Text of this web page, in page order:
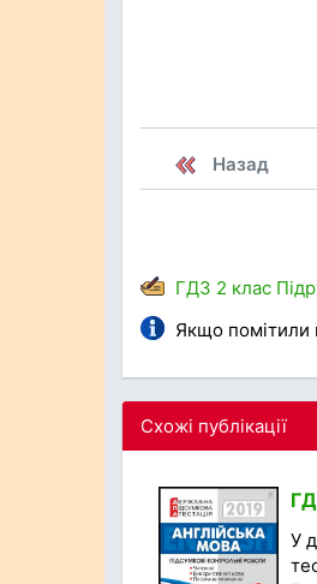
Назад
ГДЗ 2 клас
Якщо помітили
Схожі публікації
У